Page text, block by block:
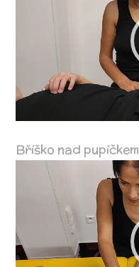
Bříško nad pupíčkem
Video
přehrávač